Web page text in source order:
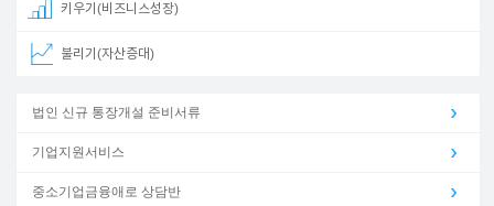
키우기(비즈니스성장)
불리기(자산증대)
법인 신규 통장개설 준비서류
기업지원서비스
중소기업금융애로 상담반